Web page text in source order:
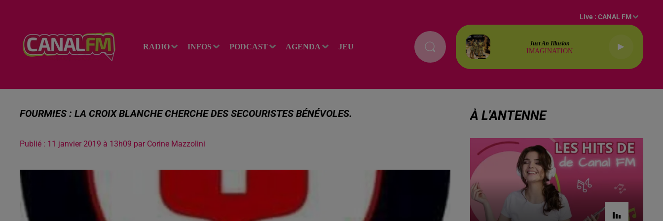
RADIO INFOS PODCAST AGENDA JEU
Live :CANAL FM
Just An Illusion
IMAGINATION
FOURMIES : LA CROIX BLANCHE CHERCHE DES SECOURISTES BÉNÉVOLES.
Publié : 11 janvier 2019 à 13h09 par Corine Mazzolini
À L'ANTENNE